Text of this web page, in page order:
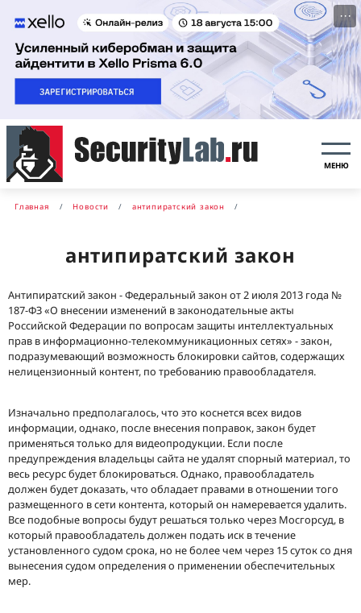
···
МЕНЮ
Главная Новости антипиратский закон
антипиратский закон
Антипиратский закон - Федеральный закон от 2 июля 2013 года №
187-ФЗ «О внесении изменений в законодательные акты
Российской Федерации по вопросам защиты интеллектуальных
прав в информационно-телекоммуникационных сетях» - закон,
подразумевающий возможность блокировки сайтов, содержащих
нелицензионный контент, по требованию правообладателя.
Изначально предполагалось, что это коснется всех видов
информации, однако, после внесения поправок, закон будет
применяться только для видеопродукции. Если после
предупреждения владельцы сайта не удалят спорный материал, то
весь ресурс будет блокироваться. Однако, правообладатель
должен будет доказать, что обладает правами в отношении того
размещенного в сети контента, который он намеревается удалить.
Все подобные вопросы будут решаться только через Мосгорсуд, в
который правообладатель должен подать иск в течение
установленного судом срока, но не более чем через 15 суток со дня
вынесения судом определения о применении обеспечительных
мер.